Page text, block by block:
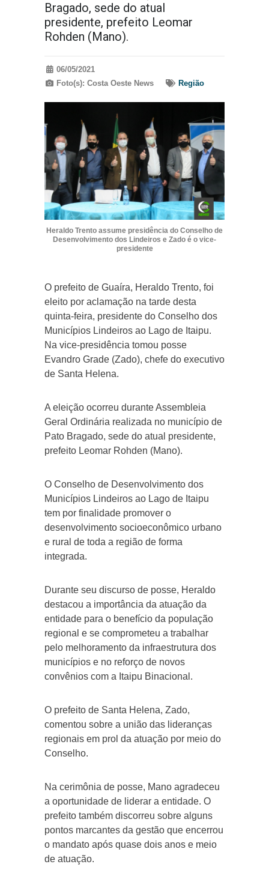
Bragado, sede do atual
presidente, prefeito Leomar
Rohden (Mano).
06/05/2021
Foto(s): Costa Oeste News
Região
Heraldo Trento assume presidência do Conselho de
Desenvolvimento dos Lindeiros e Zado é o vice-
presidente
O prefeito de Guaíra, Heraldo Trento, foi
eleito por aclamação na tarde desta
quinta-feira, presidente do Conselho dos
Municípios Lindeiros ao Lago de Itaipu.
Na vice-presidência tomou posse
Evandro Grade (Zado), chefe do executivo
de Santa Helena.
A eleição ocorreu durante Assembleia
Geral Ordinária realizada no município de
Pato Bragado, sede do atual presidente,
prefeito Leomar Rohden (Mano).
O Conselho de Desenvolvimento dos
Municípios Lindeiros ao Lago de Itaipu
tem por finalidade promover o
desenvolvimento socioeconômico urbano
e rural de toda a região de forma
integrada.
Durante seu discurso de posse, Heraldo
destacou a importância da atuação da
entidade para o benefício da população
regional e se comprometeu a trabalhar
pelo melhoramento da infraestrutura dos
municípios e no reforço de novos
convênios com a Itaipu Binacional.
O prefeito de Santa Helena, Zado,
comentou sobre a união das lideranças
regionais em prol da atuação por meio do
Conselho.
Na cerimônia de posse, Mano agradeceu
a oportunidade de liderar a entidade. O
prefeito também discorreu sobre alguns
pontos marcantes da gestão que encerrou
o mandato após quase dois anos e meio
de atuação.